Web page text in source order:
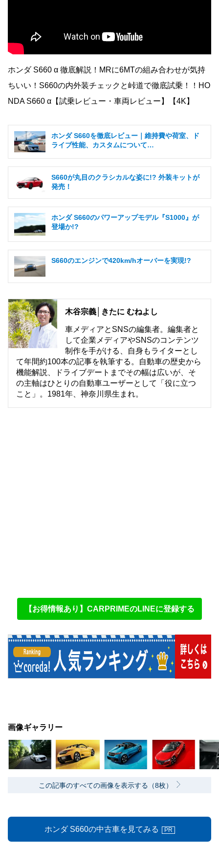
ホンダ S660 α 徹底解説！MRに6MTの組み合わせが気持
ちいい！S660の内外装チェックと峠道で徹底試乗！！HO
NDA S660 α【試乗レビュー・車両レビュー】【4K】
ホンダ S660を徹底レビュー｜維持費や荷室、ド
ライブ性能、カスタムについて…
S660が丸目のクラシカルな姿に!? 外装キットが
発売！
ホンダ S660のパワーアップモデル『S1000』が
登場か!?
S660のエンジンで420km/hオーバーを実現!?
木谷宗義│きたに むねよし
車メディアとSNSの編集者。編集者と
して企業メディアやSNSのコンテンツ
制作を手がける、自身もライターとし
て年間約100本の記事を執筆する。自動車の歴史から
機能解説、ドライブデートまでその幅は広いが、そ
の主軸はひとりの自動車ユーザーとして「役に立つ
こと」。1981年、神奈川県生まれ。
【お得情報あり】CARPRIMEのLINEに登録する
画像ギャラリー
この記事のすべての画像を表示する（8枚）
ホンダ S660の中古車を見てみる PR